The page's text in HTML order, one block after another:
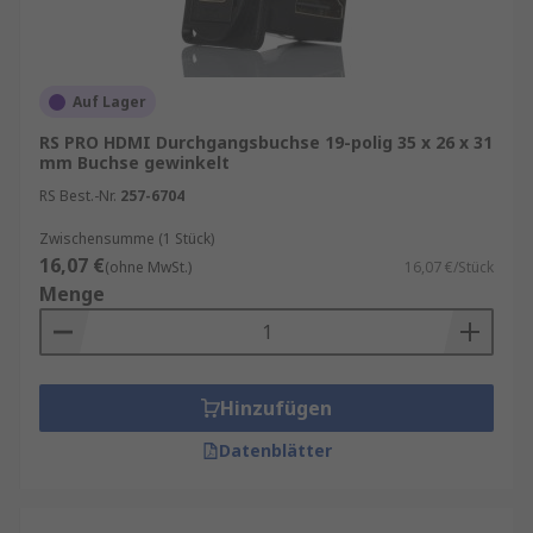
Einsatzumgebung (Temperatur, Vibration,
Feuchtigkeit)
Eine sorgfältige Auswahl stellt sicher, dass Ihre
Anwendung zuverlässig funktioniert und
zukünftige Anforderungen erfüllt.
Auf Lager
RS PRO HDMI Durchgangsbuchse 19-polig 35 x 26 x 31
mm Buchse gewinkelt
RS Best.-Nr. 257-6704
Zwischensumme (1 Stück)
16,07 €(ohne MwSt.) 16,07 €/Stück
Menge
Hinzufügen
Datenblätter